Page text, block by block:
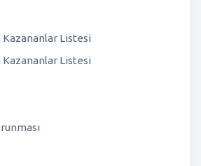
Kazananlar Listesi
Kazananlar Listesi